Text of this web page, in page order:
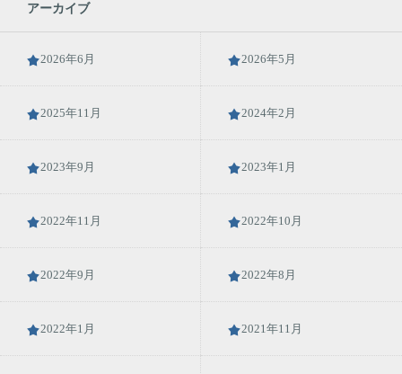
アーカイブ
2026年6月 2026年5月
2025年11月 2024年2月
2023年9月 2023年1月
2022年11月 2022年10月
2022年9月 2022年8月
2022年1月 2021年11月